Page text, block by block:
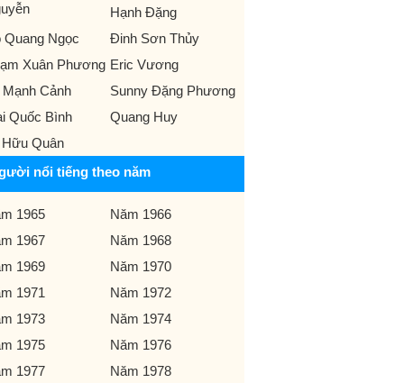
Hạnh Đặng
Quang Ngọc
Đinh Sơn Thủy
Xuân Phương Eric Vương
Mạnh Cảnh
Sunny Đặng Phương
Quốc Bình
Quang Huy
Hữu Quân
nổi tiếng theo năm
1965
Năm 1966
1967
Năm 1968
1969
Năm 1970
1971
Năm 1972
1973
Năm 1974
1975
Năm 1976
1977
Năm 1978